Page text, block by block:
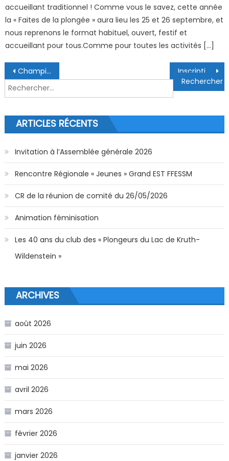
accueillant traditionnel ! Comme vous le savez, cette année
la « Faites de la plongée » aura lieu les 25 et 26 septembre, et
nous reprenons le format habituel, ouvert, festif et
accueillant pour tous.Comme pour toutes les activités […]
Navigation de l’article
Championnat Départemental PSP 68
Rechercher :
ARTICLES RÉCENTS
Invitation à l’Assemblée générale 2026
Rencontre Régionale « Jeunes » Grand EST FFESSM
CR de la réunion de comité du 26/05/2026
Animation féminisation
Les 40 ans du club des « Plongeurs du Lac de Kruth-
Wildenstein »
ARCHIVES
août 2026
juin 2026
mai 2026
avril 2026
mars 2026
février 2026
janvier 2026